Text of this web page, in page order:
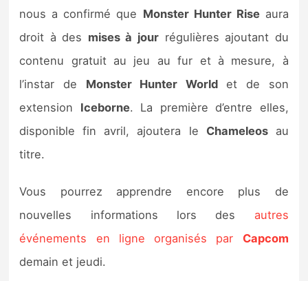
nous a confirmé que Monster Hunter Riseaura
droit à des mises à jour régulières ajoutant du
contenu gratuit au jeu au fur et à mesure, à
l’instar de Monster Hunter Worldet de son
extension Iceborne. La première d’entre elles,
disponible fin avril, ajoutera le Chameleosau
titre.
Vous pourrez apprendre encore plus de
nouvelles informations lors des autres
événements en ligne organisés par Capcom
demain et jeudi.